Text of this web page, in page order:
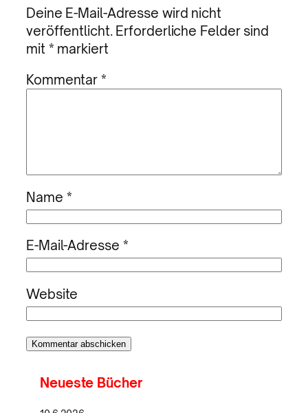
Deine E-Mail-Adresse wird nicht
veröffentlicht. Erforderliche Felder sind
mit * markiert
Kommentar*
Name *
E-Mail-Adresse *
Website
Neueste Bücher